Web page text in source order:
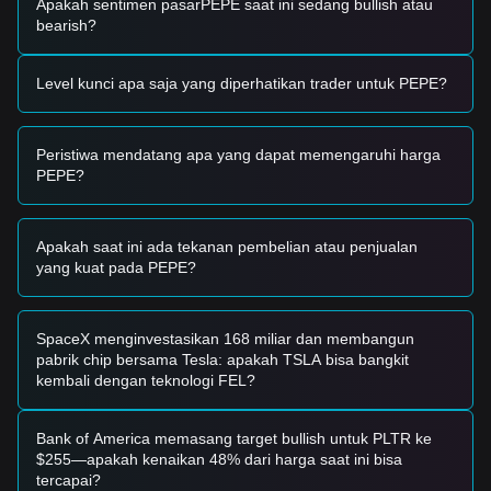
Zona Potensial untuk Beli
• Jika harga PEPE mendekati
menunjukkan tanda-tanda stabilisasi atau pantulan, ini dapat
menjadi peluang beli jangka pendek.
• Jika harga PEPE menembus di atas
peningkatan volume yang signifikan, hal itu dapat
Skenario Risiko
• Jika harga PEPE jatuh di bawah
dalam, berpotensi menguji support psikologis yang lebih
rendah.
Strategi Beli
strategi berikut:
Investor Konservatif
• Tunggu hingga harga PEPE mengalami pullback ke level
support $0.00000820untuk membangun posisi secara
• Alternatifnya, tunggu breakout yang sudah terkonfirmasi di
atas$0.00001050sebelum masuk saat terjadi retest.
Investor Berorientasi Tren
• Jika harga menembus resistance
Apakah sentimen pasarPEPE saat ini sedang bullish atau
bearish?
Level kunci apa saja yang diperhatikan trader untuk PEPE?
Peristiwa mendatang apa yang dapat memengaruhi harga
PEPE?
Apakah saat ini ada tekanan pembelian atau penjualan
yang kuat pada PEPE?
SpaceX menginvestasikan 168 miliar dan membangun
pabrik chip bersama Tesla: apakah TSLA bisa bangkit
kembali dengan teknologi FEL?
Bank of America memasang target bullish untuk PLTR ke
$255—apakah kenaikan 48% dari harga saat ini bisa
tercapai?